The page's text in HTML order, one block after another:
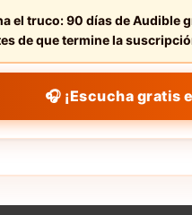
el truco: 90 días de Audible
de que termine la
🎧 ¡Escucha gratis